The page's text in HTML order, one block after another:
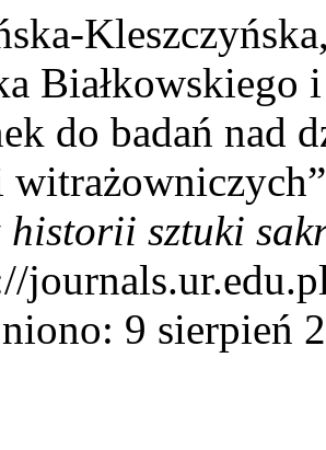
Białkowskiego
do badań nad
historii sztuki
9 sierpień